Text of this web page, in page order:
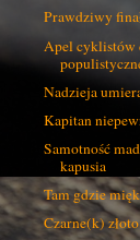
Prawdziwy
Apel cyklistów
Nadzieja
Kapitan
Samotność
kapusia
Tam gdzie
Czarne(k) złoto